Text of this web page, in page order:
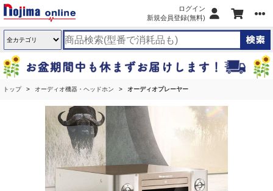
ログイン
新規会員登録(無料)
トップ オーディオ機器・ヘッドホン オーディオプレーヤー